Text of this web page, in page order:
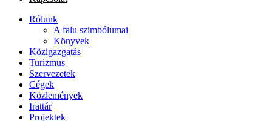
Rólunk
A falu szimbólumai
Könyvek
Közigazgatás
Turizmus
Szervezetek
Cégek
Közlemények
Irattár
Projektek